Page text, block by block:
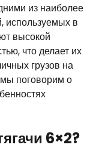
из наиболее
используемых в
высокой
что делает их
грузов на
мы поговорим о
6×2?